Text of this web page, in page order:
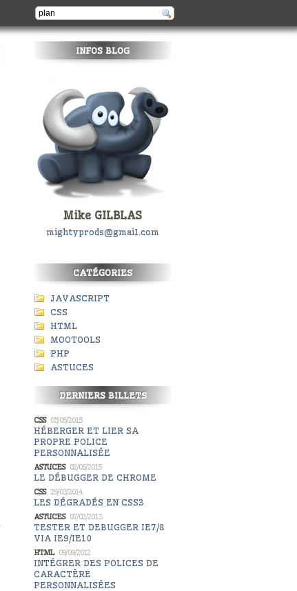
INFOS BLOG
Mike GILBLAS
mightyprods@gmail.com
CATÉGORIES
JAVASCRIPT
CSS
HTML
MOOTOOLS
PHP
ASTUCES
DERNIERS BILLETS
CSS03/05/2015
HÉBERGER ET LIER SA
PROPRE POLICE
PERSONNALISÉE
ASTUCES02/05/2015
LE DÉBUGGER DE CHROME
CSS29/03/2014
LES DÉGRADÉS EN CSS3
ASTUCES07/02/2013
TESTER ET DEBUGGER IE7/8
VIA IE9/IE10
HTML09/09/2012
INTÉGRER DES POLICES DE
CARACTÈRE
PERSONNALISÉES